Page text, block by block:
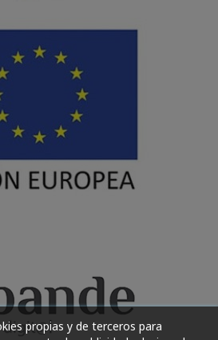
propias y de terceros para